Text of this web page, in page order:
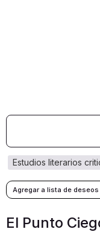
estudios literarios
El Punto